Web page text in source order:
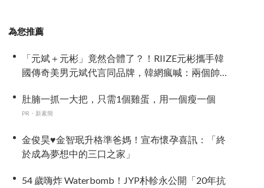
為您推薦
「元斌＋元彬」竟然合體了？！RIIZE元彬攜手韓
國傳奇美男元斌代言同品牌，韓網瘋喊：兩個帥
肚腩一抓一大把，只需1個雞蛋，用一個瘦一個
PR・新素簡
金俊昊♥金智珉升格準爸媽！宣布懷孕喜訊：「終
於成為夢想中的三口之家」
54 歲嗨炸 Waterbomb！JYP朴軫永公開「20年抗